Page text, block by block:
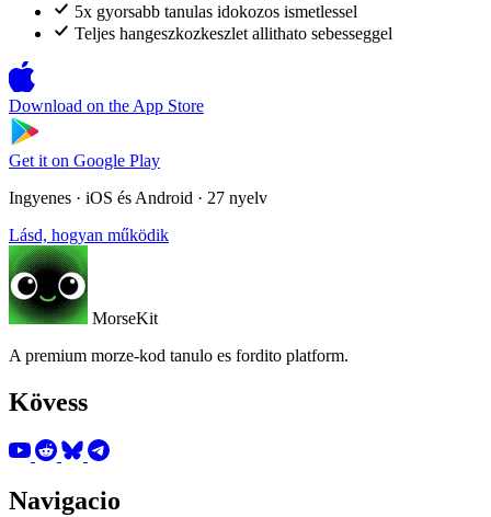
5x gyorsabb tanulas idokozos ismetlessel
Teljes hangeszkozkeszlet allithato sebesseggel
Download on the App Store
Get it on Google Play
Ingyenes · iOS és Android · 27 nyelv
Lásd, hogyan működik
MorseKit
A premium morze-kod tanulo es fordito platform.
Kövess
Navigacio